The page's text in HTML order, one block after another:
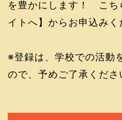
を豊かにします！ こち
イトへ】からお申込みく
※登録は、学校での活動
ので、予めご了承くださ